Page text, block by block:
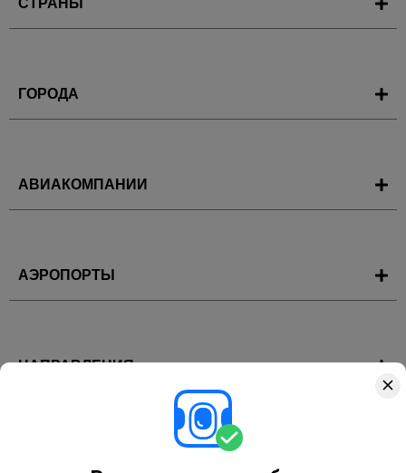
СТРАНЫ
ГОРОДА
АВИАКОМПАНИИ
АЭРОПОРТЫ
НАПРАВЛЕНИЯ